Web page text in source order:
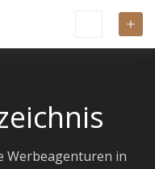
Werbeagenturen in